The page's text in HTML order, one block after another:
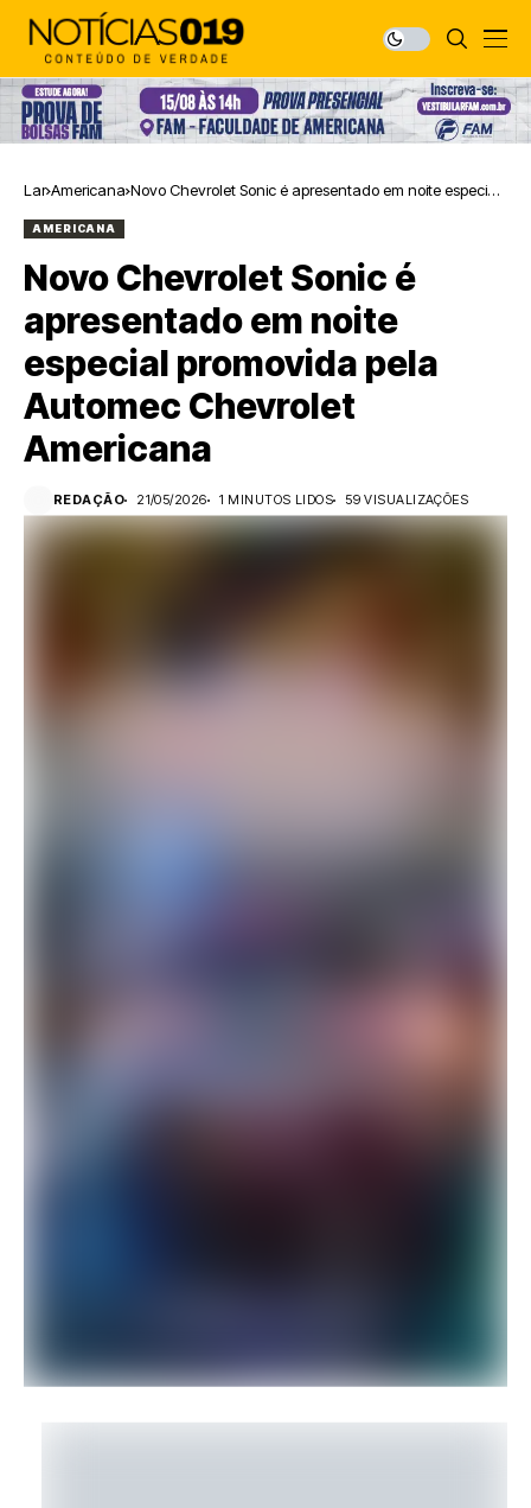
Lar Americana Novo Chevrolet Sonic é apresentado em noite especial
AMERICANA
Novo Chevrolet Sonic é
apresentado em noite
especial promovida pela
Automec Chevrolet
Americana
REDAÇÃO 21/05/2026 1 MINUTOS LIDOS 59 VISUALIZAÇÕES